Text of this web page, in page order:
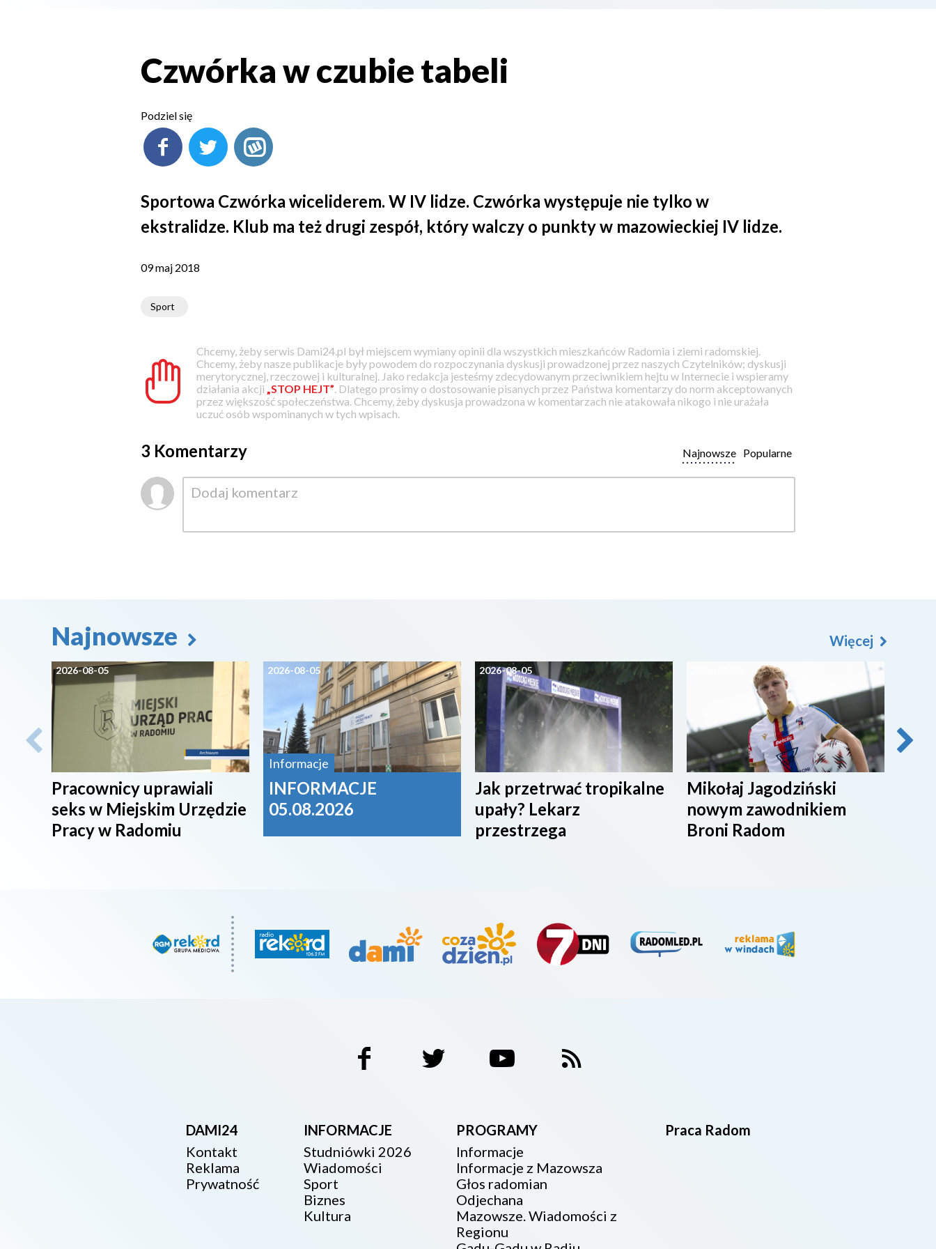
Czwórka w czubie tabeli
Podziel się
Sportowa Czwórka wiceliderem. W IV lidze. Czwórka występuje nie tylko w
ekstralidze. Klub ma też drugi zespół, który walczy o punkty w mazowieckiej IV lidze.
09 maj 2018
Sport
Chcemy, żeby serwis Dami24.pl był miejscem wymiany opinii dla wszystkich mieszkańców Radomia i ziemi radomskiej.
Chcemy, żeby nasze publikacje były powodem do rozpoczynania dyskusji prowadzonej przez naszych Czytelników; dyskusji
merytorycznej, rzeczowej i kulturalnej. Jako redakcja jesteśmy zdecydowanym przeciwnikiem hejtu w Internecie i wspieramy
działania akcji „STOP HEJT” . Dlatego prosimy o dostosowanie pisanych przez Państwa komentarzy do norm akceptowanych
przez większość społeczeństwa. Chcemy, żeby dyskusja prowadzona w komentarzach nie atakowała nikogo i nie urażała
uczuć osób wspominanych w tych wpisach.
3 Komentarzy Popularne
Najnowsze
Najnowsze
2026-08-05
Pracownicy uprawiali
seks w Miejskim Urzędzie
Pracy w Radomiu
2026-08-05
Informacje
INFORMACJE
05.08.2026
2026-08-05
Jak przetrwać tropikalne
upały? Lekarz
przestrzega
Mikołaj Jagodziński
nowym zawodnikiem
Broni Radom
Więcej
DAMI24
Kontakt
Reklama
Prywatność
INFORMACJE
Studniówki 2026
Wiadomości
Sport
Biznes
Kultura
PROGRAMY
Informacje
Informacje z Mazowsza
Głos radomian
Odjechana
Mazowsze. Wiadomości z
Regionu
Praca Radom